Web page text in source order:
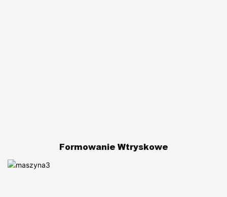
Formowanie Wtryskowe